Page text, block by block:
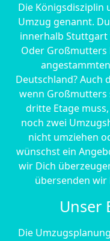
Die Königsdisziplin
Umzug genannt.
innerhalb
Oder Großmutters
Deutschland? Auch
wenn Großmutters
dritte Etage
noch zwei
nicht umziehen
wünschst ein
wir Dich
übersenden wir
Unser
Die